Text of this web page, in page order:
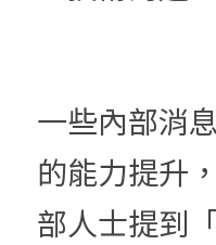
一些內部消
的能力提升
部人士提到